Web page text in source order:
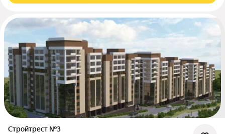
Стройтрест №3